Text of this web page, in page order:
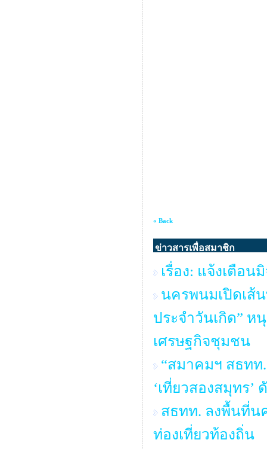
« Back
ข่าวสารเพื่อสมาชิก
เรื่อง: แจ้งเตือ
นครพนมเปิดเส้
ประจำวันเกิด” ห
เศรษฐกิจชุมชน
“สมาคมฯ สธทท
‘เที่ยวสองสมุทร’
สธทท. ลงพื้นที่น
ท่องเที่ยวท้องถิ่น